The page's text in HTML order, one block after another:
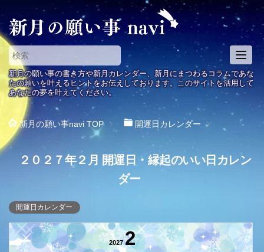
T
o
g
g
e
v
i
o
新月の願い事の書き方や新月カレンダー、新月にまつわるコラムであな
たの願いを叶えるヒントをお伝えしております。このサイトを活用して
あなたの夢を叶えてください。
新月の願い事navi TOP 開運日カレンダー
２０２７年２月 開運日・縁起のいい日カレン
ダー
開運日カレンダー
20272